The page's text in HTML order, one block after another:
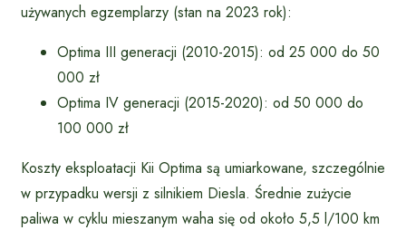
używanych egzemplarzy (stan na 2023 rok):
Optima III generacji (2010-2015): od 25 000 do 50
000 zł
Optima IV generacji (2015-2020): od 50 000 do
100 000 zł
Koszty eksploatacji Kii Optima są umiarkowane, szczególnie
w przypadku wersji z silnikiem Diesla. Średnie zużycie
paliwa w cyklu mieszanym waha się od około 5,5 l/100 km